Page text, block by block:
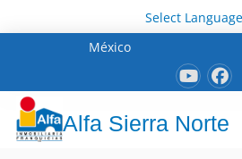
Select Language
México
Alfa Sierra Norte